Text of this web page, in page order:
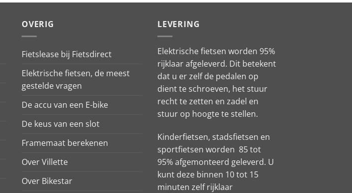
OVERIG
Fietslease bij Fietsdirect
Elektrische fietsen, de meest
gestelde vragen
De accu van een E-bike
De keus van een slot
Framemaat berekenen
Over Villette
Over Bikestar
LEVERING
Elektrische fietsen worden 95%
rijklaar afgeleverd. Dit betekent
dat u er zelf de pedalen op
dient te schroeven, het stuur
recht te zetten en zadel en
stuur op hoogte te stellen.
Kinderfietsen, stadsfietsen en
sportfietsen worden 85 tot
95% afgemonteerd geleverd. U
kunt deze binnen 10 tot 15
minuten zelf rijklaar